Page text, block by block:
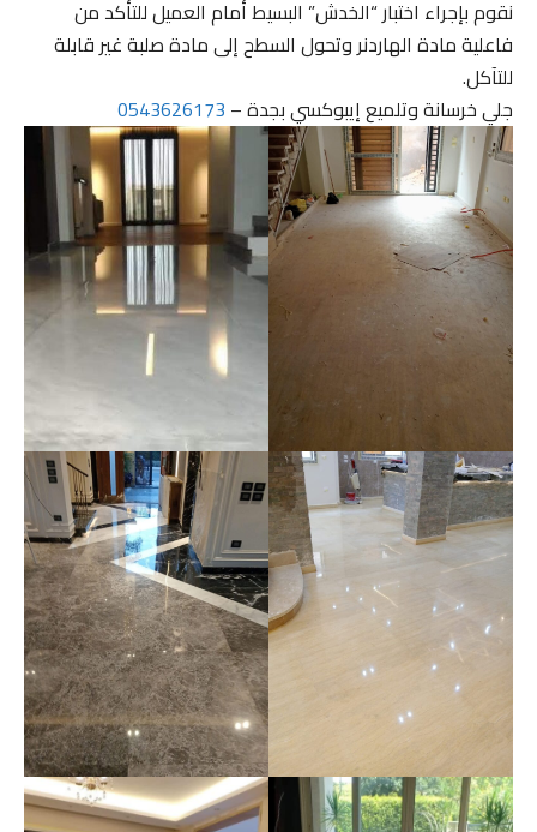
نقوم بإجراء اختبار “الخدش” البسيط أمام العميل للتأكد من
فاعلية مادة الهاردنر وتحول السطح إلى مادة صلبة غير قابلة
للتآكل.
جلي خرسانة وتلميع إيبوكسي بجدة –0543626173